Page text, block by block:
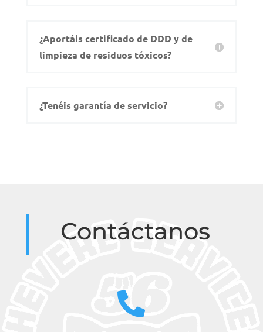
¿Aportáis certificado de DDD y de
limpieza de residuos tóxicos?
¿Tenéis garantía de servicio?
Contáctanos
